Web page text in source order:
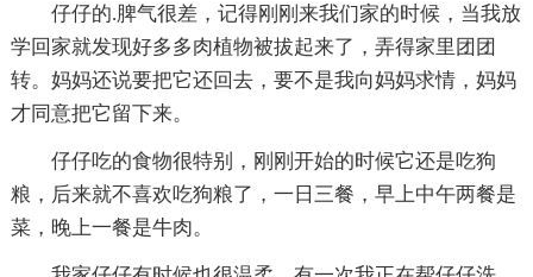
仔仔的.脾气很差，记得刚刚来我们家的时候，当我放
学回家就发现好多多肉植物被拔起来了，弄得家里团团
转。妈妈还说要把它还回去，要不是我向妈妈求情，妈妈
才同意把它留下来。
仔仔吃的食物很特别，刚刚开始的时候它还是吃狗
粮，后来就不喜欢吃狗粮了，一日三餐，早上中午两餐是
菜，晚上一餐是牛肉。